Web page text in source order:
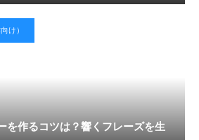
け）
を作るコツは？響くフレーズを生